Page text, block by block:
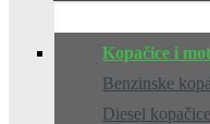
Kopačice i
Benzinske
Diesel kopačice